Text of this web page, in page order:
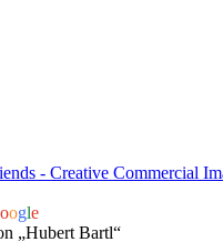
- Creative Commercial
oogle